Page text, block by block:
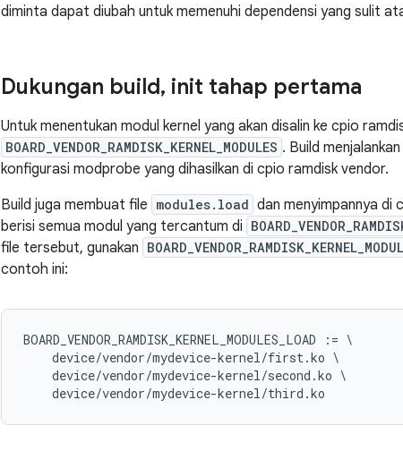
diminta dapat diubah untuk memenuhi dependensi yang sulit
Dukungan build, init tahap pertama
Untuk menentukan modul kernel yang akan disalin ke cpio
BOARD_VENDOR_RAMDISK_KERNEL_MODULES . Build menjalankan
konfigurasi modprobe yang dihasilkan di cpio ramdisk vendor.
Build juga membuat file modules.load dan menyimpannya di
berisi semua modul yang tercantum di
file tersebut, gunakan
contoh ini:
BOARD_VENDOR_RAMDISK_KERNEL_MODULES_LOAD := \
device/vendor/mydevice-kernel/first.ko \
device/vendor/mydevice-kernel/second .ko \
device/vendor/mydevice-kernel/third .ko